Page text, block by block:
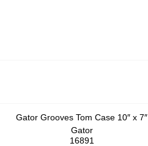
Gator Grooves Tom Case 10″ x 7″
Gator
16891